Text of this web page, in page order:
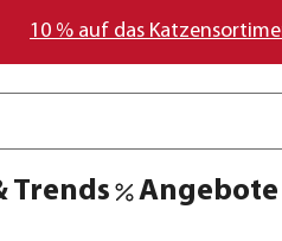
10 % auf das
Trends Angebote